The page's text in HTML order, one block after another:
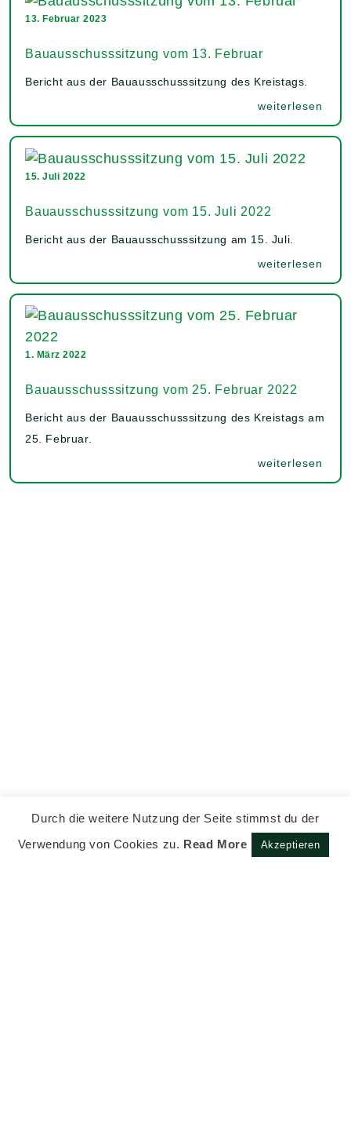
13. Februar 2023
Bauausschusssitzung vom 13. Februar
Bericht aus der Bauausschusssitzung des Kreistags.
weiterlesen
15. Juli 2022
Bauausschusssitzung vom 15. Juli 2022
Bericht aus der Bauausschusssitzung am 15. Juli.
weiterlesen
1. März 2022
Bauausschusssitzung vom 25. Februar 2022
Bericht aus der Bauausschusssitzung des Kreistags am
25. Februar.
weiterlesen
Durch die weitere Nutzung der Seite stimmst du der
Verwendung von Cookies zu. Read More Akzeptieren